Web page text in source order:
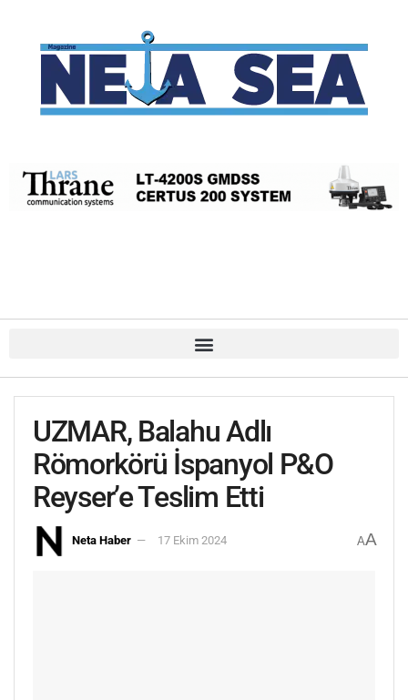
UZMAR, Balahu Adlı
Römorkörü İspanyol P&O
Reyser’e Teslim Etti
Neta Haber 17 Ekim 2024 AA